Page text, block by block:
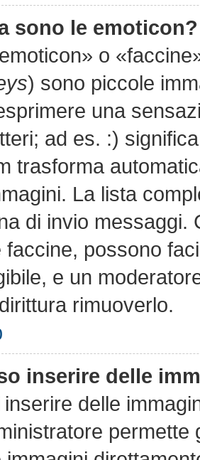
sono le emoticon?
o
) sono piccole
una
ad es. :)
trasforma
La lista
di invio messaggi.
faccine, possono
e un
rimuoverlo.
inserire delle
inserire delle